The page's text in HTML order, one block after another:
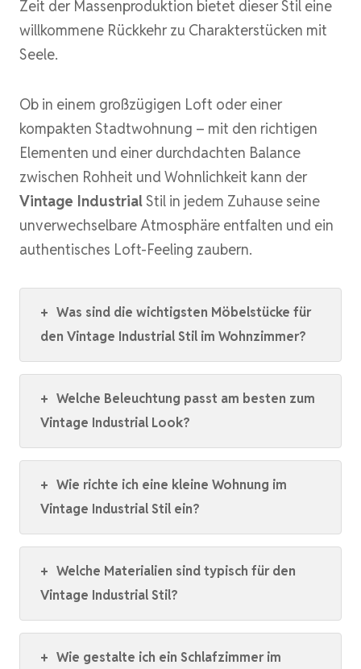
Zeit der Massenproduktion bietet dieser Stil eine
willkommene Rückkehr zu Charakterstücken mit
Seele.
Ob in einem großzügigen Loft oder einer
kompakten Stadtwohnung – mit den richtigen
Elementen und einer durchdachten Balance
zwischen Rohheit und Wohnlichkeit kann der
Vintage Industrial Stil in jedem Zuhause seine
unverwechselbare Atmosphäre entfalten und ein
authentisches Loft-Feeling zaubern.
+ Was sind die wichtigsten Möbelstücke für
den Vintage Industrial Stil im Wohnzimmer?
+ Welche Beleuchtung passt am besten zum
Vintage Industrial Look?
+ Wie richte ich eine kleine Wohnung im
Vintage Industrial Stil ein?
+ Welche Materialien sind typisch für den
Vintage Industrial Stil?
+ Wie gestalte ich ein Schlafzimmer im